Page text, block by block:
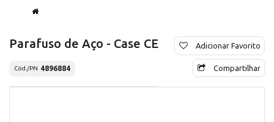
Parafuso de Aço - Case CE
Cód./PN 4896884
Adicionar Favorito
Compartilhar